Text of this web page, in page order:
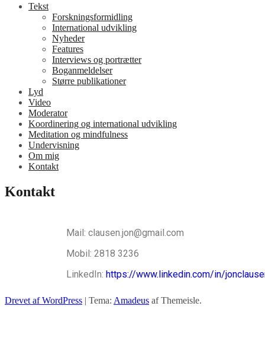
Tekst
Forskningsformidling
International udvikling
Nyheder
Features
Interviews og portrætter
Boganmeldelser
Større publikationer
Lyd
Video
Moderator
Koordinering og international udvikling
Meditation og mindfulness
Undervisning
Om mig
Kontakt
Kontakt
Mail: clausen.jon@gmail.com
Mobil: 2818 3236
LinkedIn: https://www.linkedin.com/in/
Drevet af WordPress | Tema: Amadeus af Themeisle.